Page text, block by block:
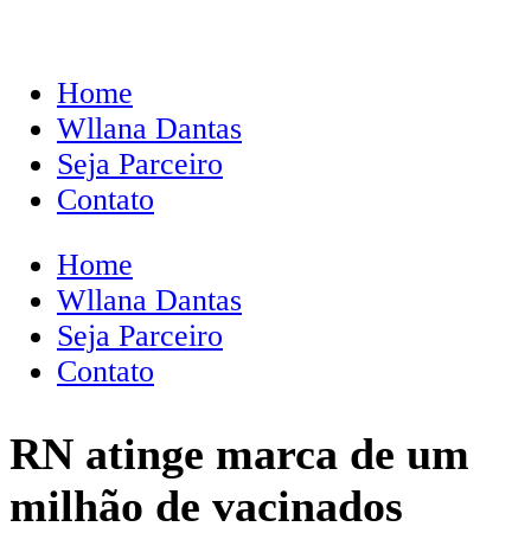
Home
Wllana Dantas
Seja Parceiro
Contato
Home
Wllana Dantas
Seja Parceiro
Contato
RN atinge marca de um
milhão de vacinados